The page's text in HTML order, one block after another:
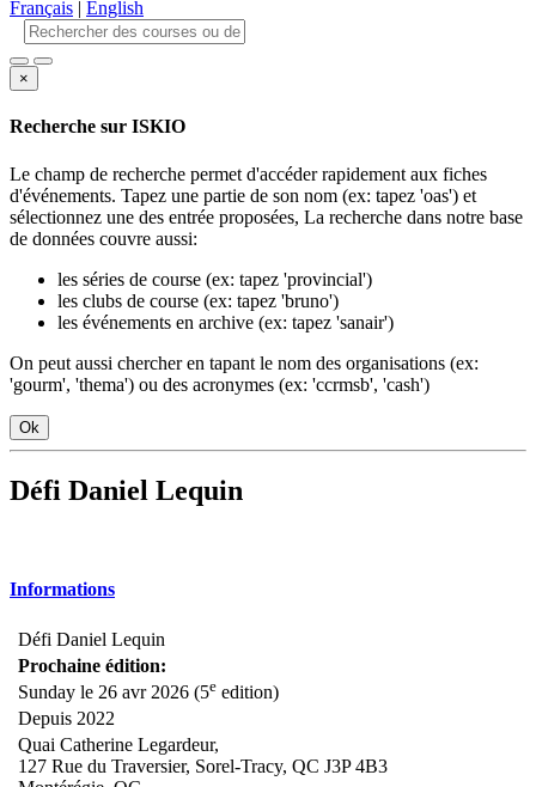
Français | English
×
Recherche sur ISKIO
Le champ de recherche permet d'accéder rapidement aux fiches
d'événements. Tapez une partie de son nom (ex: tapez 'oas') et
sélectionnez une des entrée proposées, La recherche dans notre base
de données couvre aussi:
les séries de course (ex: tapez 'provincial')
les clubs de course (ex: tapez 'bruno')
les événements en archive (ex: tapez 'sanair')
On peut aussi chercher en tapant le nom des organisations (ex:
'gourm', 'thema') ou des acronymes (ex: 'ccrmsb', 'cash')
Ok
Défi Daniel Lequin
Informations
Défi Daniel Lequin
Prochaine édition:
Sunday le 26 avr 2026 (5e edition)
Depuis 2022
Quai Catherine Legardeur,
127 Rue du Traversier, Sorel-Tracy, QC J3P 4B3